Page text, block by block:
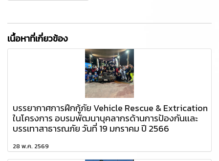
เนื้อหาที่เกี่ยวข้อง
บรรยากาศการฝึกกู้ภัย Vehicle Rescue & Extrication
ในโครงการ อบรมพัฒนาบุคลากรด้านการป้องกันเเละ
บรรเทาสาธารณภัย วันที่ 19 มกราคม ปี 2566
28 พ.ค. 2569